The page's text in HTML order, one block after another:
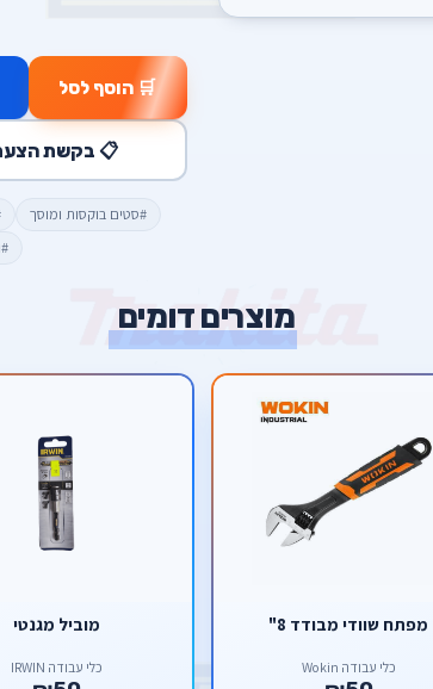
🛒 הוסף לסל
📋 בקשת
#סטים בוקסות ומוסך
מוצרים דומים
מפתח שוודי מבודד 8"
כלי עבודה Wokin
מוביל מגנטי
כלי עבודה IRWIN